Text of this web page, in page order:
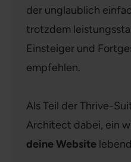
der unglaublich
trotzdem
Einsteiger und
empfehlen.
Als Teil der Thrive-
Architect dabei, ein
deine Website